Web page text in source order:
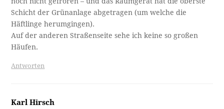
Schicht der Grünanlage abgetragen (um welche die
Häftlinge herumgingen).
Auf der anderen Straßenseite sehe ich keine so großen
Häufen.
Antworten
Karl Hirsch